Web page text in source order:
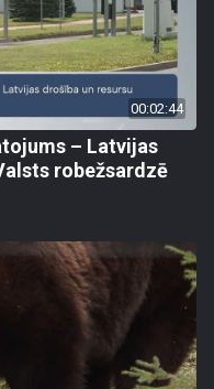
00:02:44
– Latvijas
robežsardzē